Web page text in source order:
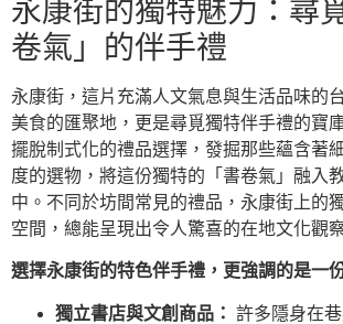
永康街的獨特魅力：尋
卷氣」的伴手禮
永康街，這片充滿人文氣息與生活品味的
美食的匯聚地，更是尋覓獨特伴手禮的寶
擺脫制式化的禮品選擇，發掘那些蘊含著
度的選物，將這份獨特的「書卷氣」融入
中。不同於坊間常見的禮品，永康街上的
空間，總能呈現出令人驚喜的在地文化觀
選擇永康街的特色伴手禮，更強調的是一
獨立書店與文創商品： 許多隱身在